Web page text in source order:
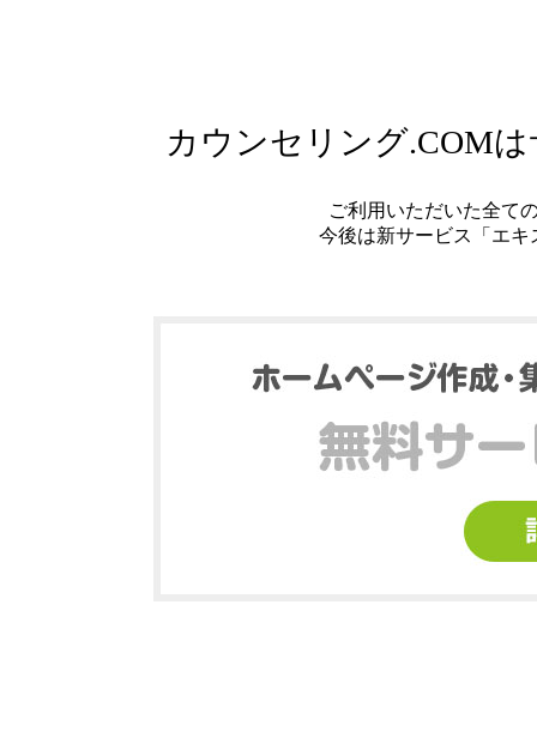
カウンセリング.COM
ご利用いただいた全て
今後は新サービス「エ